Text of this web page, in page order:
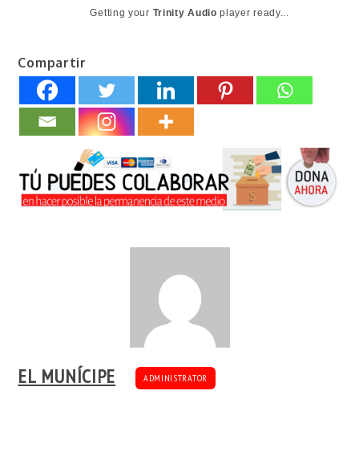
Getting your Trinity Audio player ready...
Compartir
EL MUNÍCIPE ADMINISTRATOR